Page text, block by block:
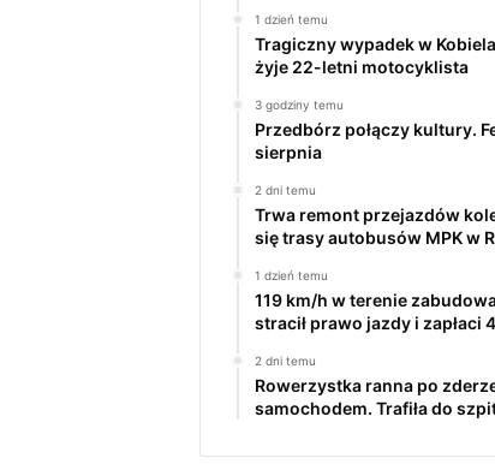
1 dzień temu
Tragiczny wypadek w
żyje 22-letni motocyklista
3 godziny temu
Przedbórz połączy kultury.
sierpnia
2 dni temu
Trwa remont przejazdów
się trasy autobusów MPK w
1 dzień temu
119 km/h w terenie
stracił prawo jazdy i zapłaci
2 dni temu
Rowerzystka ranna po
samochodem. Trafiła do